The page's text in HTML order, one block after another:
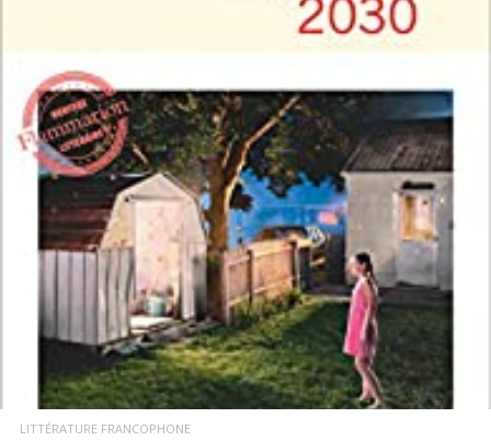
LIRE LA SUITE
LITTÉRATURE FRANCOPHONE